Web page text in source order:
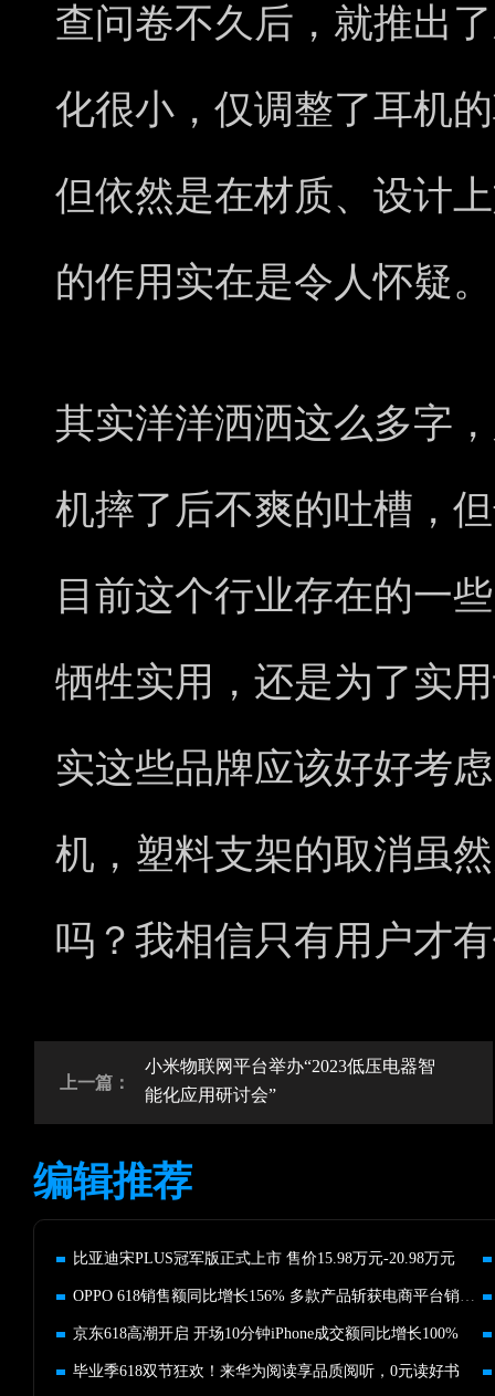
查问卷不久后，就推出
化很小，仅调整了耳机
但依然是在材质、设计
的作用实在是令人怀疑。
其实洋洋洒洒这么多字
机摔了后不爽的吐槽，
目前这个行业存在的一
牺牲实用，还是为了实
实这些品牌应该好好考
机，塑料支架的取消虽
吗？我相信只有用户才
上一篇：
小米物联网平台举办“2023低压电器智
能化应用研讨会”
编辑推荐
比亚迪宋PLUS冠军版正式上市 售价15.98万元-20.98万元
OPPO 618销售额同比增长156% 多款产品斩获电商平台销售冠军
京东618高潮开启 开场10分钟iPhone成交额同比增长100%
毕业季618双节狂欢！来华为阅读享品质阅听，0元读好书